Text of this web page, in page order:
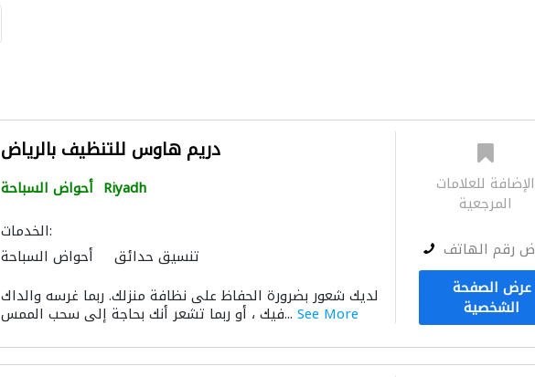
دريم هاوس للتنظيف بالرياض
أحواض السباحة Riyadh
الخدمات:
أحواض السباحة
تنسيق حدائق
تصميم الممرات خدمات التنظيف
لديك شعور بضرورة الحفاظ على نظافة منزلك. ربما غرسه والداك
فيك ، أو ربما تشعر أنك بحاجة إلى سحب الممس... See More
الإضافة للعلامات
المرجعية
رقم الهاتف
عرض الصفحة
الشخصية